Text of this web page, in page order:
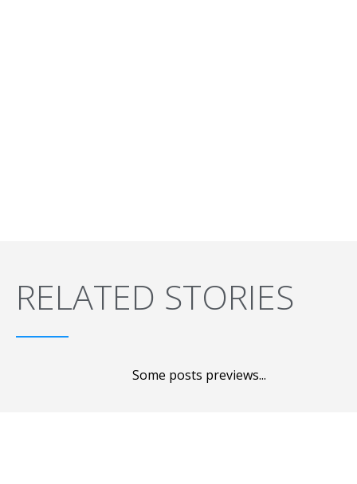
RELATED STORIES
Some posts previews...